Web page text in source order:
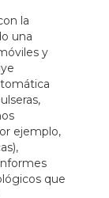
la
una
y
ejemplo,
que